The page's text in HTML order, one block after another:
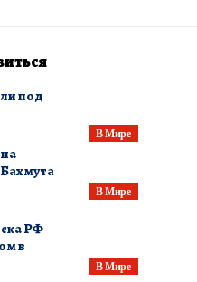
В Мире
под
В Мире
В Мире
РФ
в